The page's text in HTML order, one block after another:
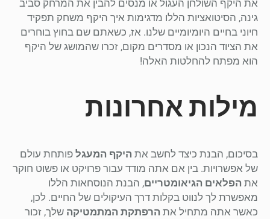
את היקף השולחן העגול או מנסים להבין את המרחק סביב
גינה, הסיטואציות הללו מדגימות איך היקף משחק תפקיד
חיוני בחיים היומיומיים שלנו. אז, כשאתם שם בחוץ בוחרים
את הציוד הנכון או מסדרים מקום, זכרו שהמושג של היקף
הוא מפתח להחלטות האלה!
מילות אחרונות
בסיכום, הבנת כיצד לחשב את היקף המעגל פותחת עולם
של אפשרויות. בין אם אתה מודד עבור פרויקט או פשוט חוקר
את הפלאים הגיאומטריים, הבנת הנוסחאות הללו
מאפשרת לך לנווט בקלות דרך העיקולים של החיים. לכן,
כאשר אתה מתחיל את הרפתקת המתמטיקה שלך, זכור